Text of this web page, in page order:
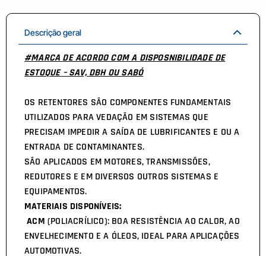
Descrição geral
#MARCA DE ACORDO COM A DISPOSNIBILIDADE DE
ESTOQUE – SAV, DBH OU SABÓ
OS RETENTORES SÃO COMPONENTES FUNDAMENTAIS
UTILIZADOS PARA VEDAÇÃO EM SISTEMAS QUE
PRECISAM IMPEDIR A SAÍDA DE LUBRIFICANTES E OU A
ENTRADA DE CONTAMINANTES.
SÃO APLICADOS EM MOTORES, TRANSMISSÕES,
REDUTORES E EM DIVERSOS OUTROS SISTEMAS E
EQUIPAMENTOS.
MATERIAIS DISPONÍVEIS:
ACM (POLIACRÍLICO): BOA RESISTÊNCIA AO CALOR, AO
ENVELHECIMENTO E A ÓLEOS, IDEAL PARA APLICAÇÕES
AUTOMOTIVAS.